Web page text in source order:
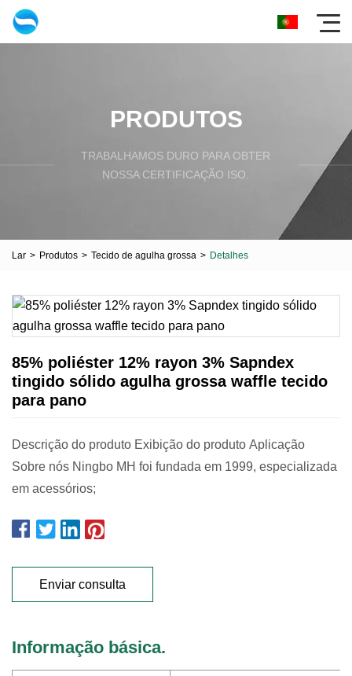
PRODUTOS
TRABALHAMOS DURO PARA OBTER
NOSSA CERTIFICAÇÃO ISO.
Lar > Produtos > Tecido de agulha grossa > Detalhes
85% poliéster 12% rayon 3% Sapndex
tingido sólido agulha grossa waffle tecido
para pano
Descrição do produto Exibição do produto Aplicação
Sobre nós Ningbo MH foi fundada em 1999, especializada
em acessórios;
Enviar consulta
Informação básica.